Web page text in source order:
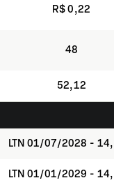
R$ 0,22
48
52,12
LTN 01/07/2028 -
LTN 01/01/2029 -